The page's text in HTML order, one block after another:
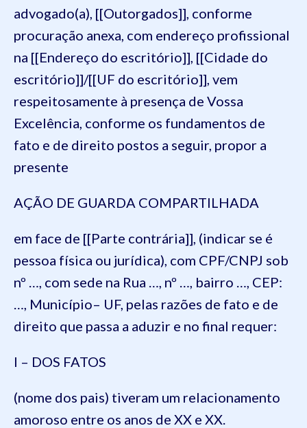
advogado(a), [[Outorgados]], conforme
procuração anexa, com endereço profissional
na [[Endereço do escritório]], [[Cidade do
escritório]]/[[UF do escritório]], vem
respeitosamente à presença de Vossa
Excelência, conforme os fundamentos de
fato e de direito postos a seguir, propor a
presente
AÇÃO DE GUARDA COMPARTILHADA
em face de [[Parte contrária]], (indicar se é
pessoa física ou jurídica), com CPF/CNPJ sob
nº …, com sede na Rua …, nº …, bairro …, CEP:
…, Município– UF, pelas razões de fato e de
direito que passa a aduzir e no final requer:
I – DOS FATOS
(nome dos pais) tiveram um relacionamento
amoroso entre os anos de XX e XX.